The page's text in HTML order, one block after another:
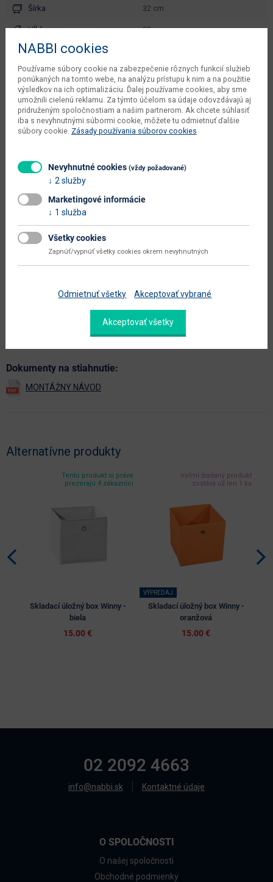
Šírka 32 cm
Hĺbka 32 cm
Výška
váha s obalom dodávateľa 0.6 kg
kusov v balení dodávateľa 20 ks
počet balíkov dodávateľa 1 ks
typové označenie Winny
dodáva sa
údržba
hlavná farba béžová
hlavný materiál látka
látka
Dokumenty na stiahnutie:
Alternatívne produkty
Tento produkt si práve
prezerajú 4 zákazníci
Skladací úložný box Winny -
biela
15.00 €
Veľmi žiadaný produkt
zostáva už len 1 ks
VÝPREDAJ
Skladací úložný box Winny -
oranžová
15.00 €
02 2092 4663
info@nabbi.sk Kontaktné údaje
O SPOLOČNOSTI
O našej spoločnosti
Obchodné podmienky
NABBI cookies
Používame súbory cookie na zabezpečenie rôznych funkcií služieb
ponúkaných na tomto webe, na analýzu prístupu k nim a na použitie
výsledkov na ich optimalizáciu. Ďalej používame cookies, aby sme
umožnili cielenú reklamu. Za týmto účelom sa údaje odovzdávajú aj
pridruženým spoločnostiam a našim partnerom. Ak chcete súhlasiť
iba s nevyhnutnými súbormi cookie, môžete tu odmietnuť ďalšie
súbory cookie. Zásady používania súborov cookies
Nevyhnutné cookies (vždy požadované)
2 služby
Marketingové informácie
1 služba
Všetky cookies
Zapnúť/vypnúť všetky cookies okrem nevyhnutných
Odmietnuť všetky Akceptovať vybrané
Akceptovať všetky